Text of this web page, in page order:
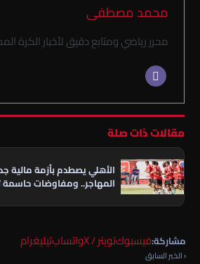
محمد مصطفى
محرر رياضي ومتابع دقيق لأخبار الكرة
مقالات ذات صلة
الأهلي يصطدم بأزمة مالية
المهاجر.. ومفاوضات
مشاركة:فيسبوكتويتر / X واتسابتيليغرام
‹ الخبر السابق